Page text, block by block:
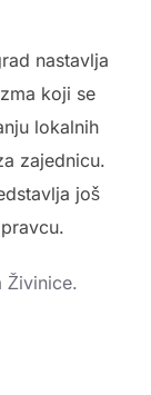
nastavlja
koji se
lokalnih
zajednicu.
još
Živinice.